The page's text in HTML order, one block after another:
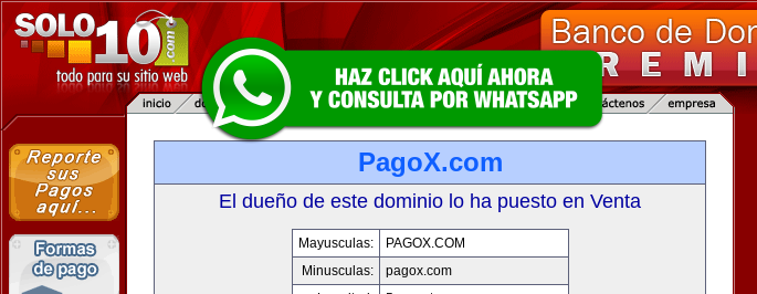
PagoX.com
El dueño de este dominio lo ha puesto en Venta
Mayusculas:
PAGOX.COM
Minusculas:
pagox.com